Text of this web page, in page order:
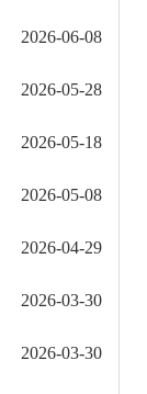
2026-06-08
2026-05-28
2026-05-18
2026-05-08
2026-04-29
2026-03-30
2026-03-30